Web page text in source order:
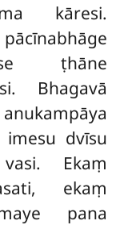
kāresi.
ṭhāne
Bhagavā
imesu dvīsu
Ekaṃ
ekaṃ
pana